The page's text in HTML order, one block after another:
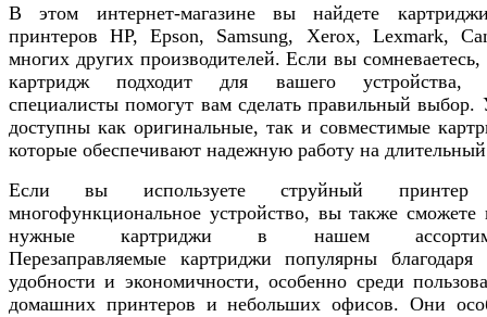
В этом интернет-магазине вы найдете
принтеров HP, Epson, Samsung, Xerox, Lexmark,
многих других производителей. Если вы сомневаетесь,
картридж подходит для вашего устройства,
специалисты помогут вам сделать правильный
доступны как оригинальные, так и совместимые
которые обеспечивают надежную работу на
Если вы используете струйный
многофункциональное устройство, вы также сможете
нужные картриджи в нашем
Перезаправляемые картриджи популярны благодаря
удобности и экономичности, особенно среди
домашних принтеров и небольших офисов. Они